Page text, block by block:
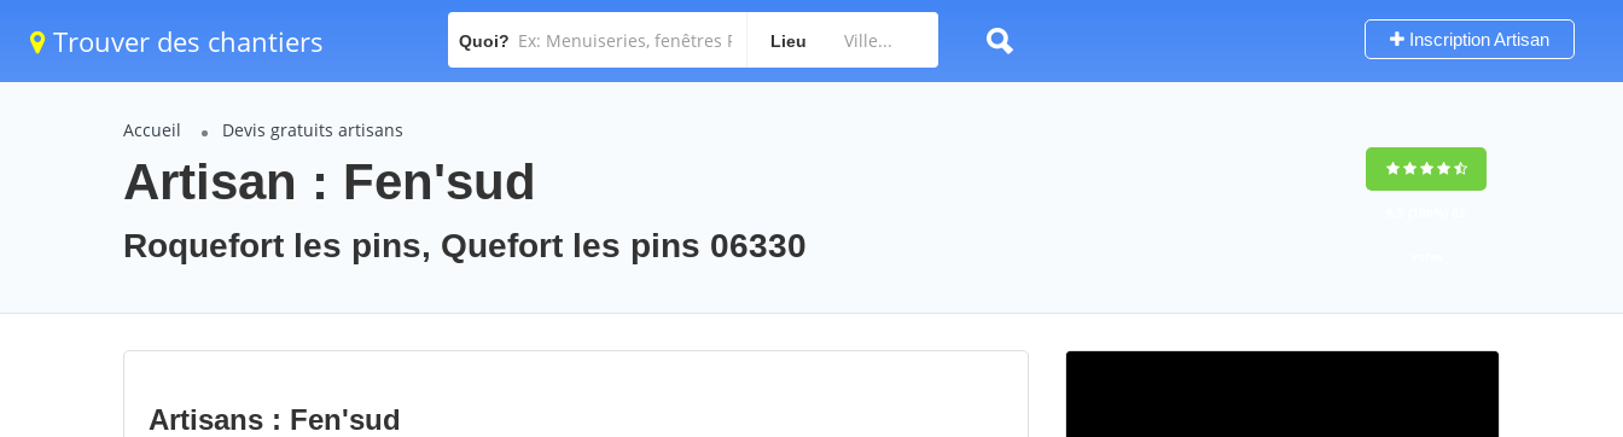
Trouver des chantiers Quoi? Lieu Inscription Artisan
Accueil Devis gratuits artisans
Artisan : Fen'sud
Roquefort les pins, Quefort les pins 06330
Artisans : Fen'sud